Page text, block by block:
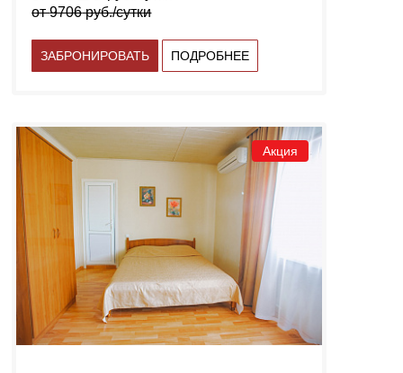
от9706руб./сутки
ЗАБРОНИРОВАТЬ ПОДРОБНЕЕ
Акция